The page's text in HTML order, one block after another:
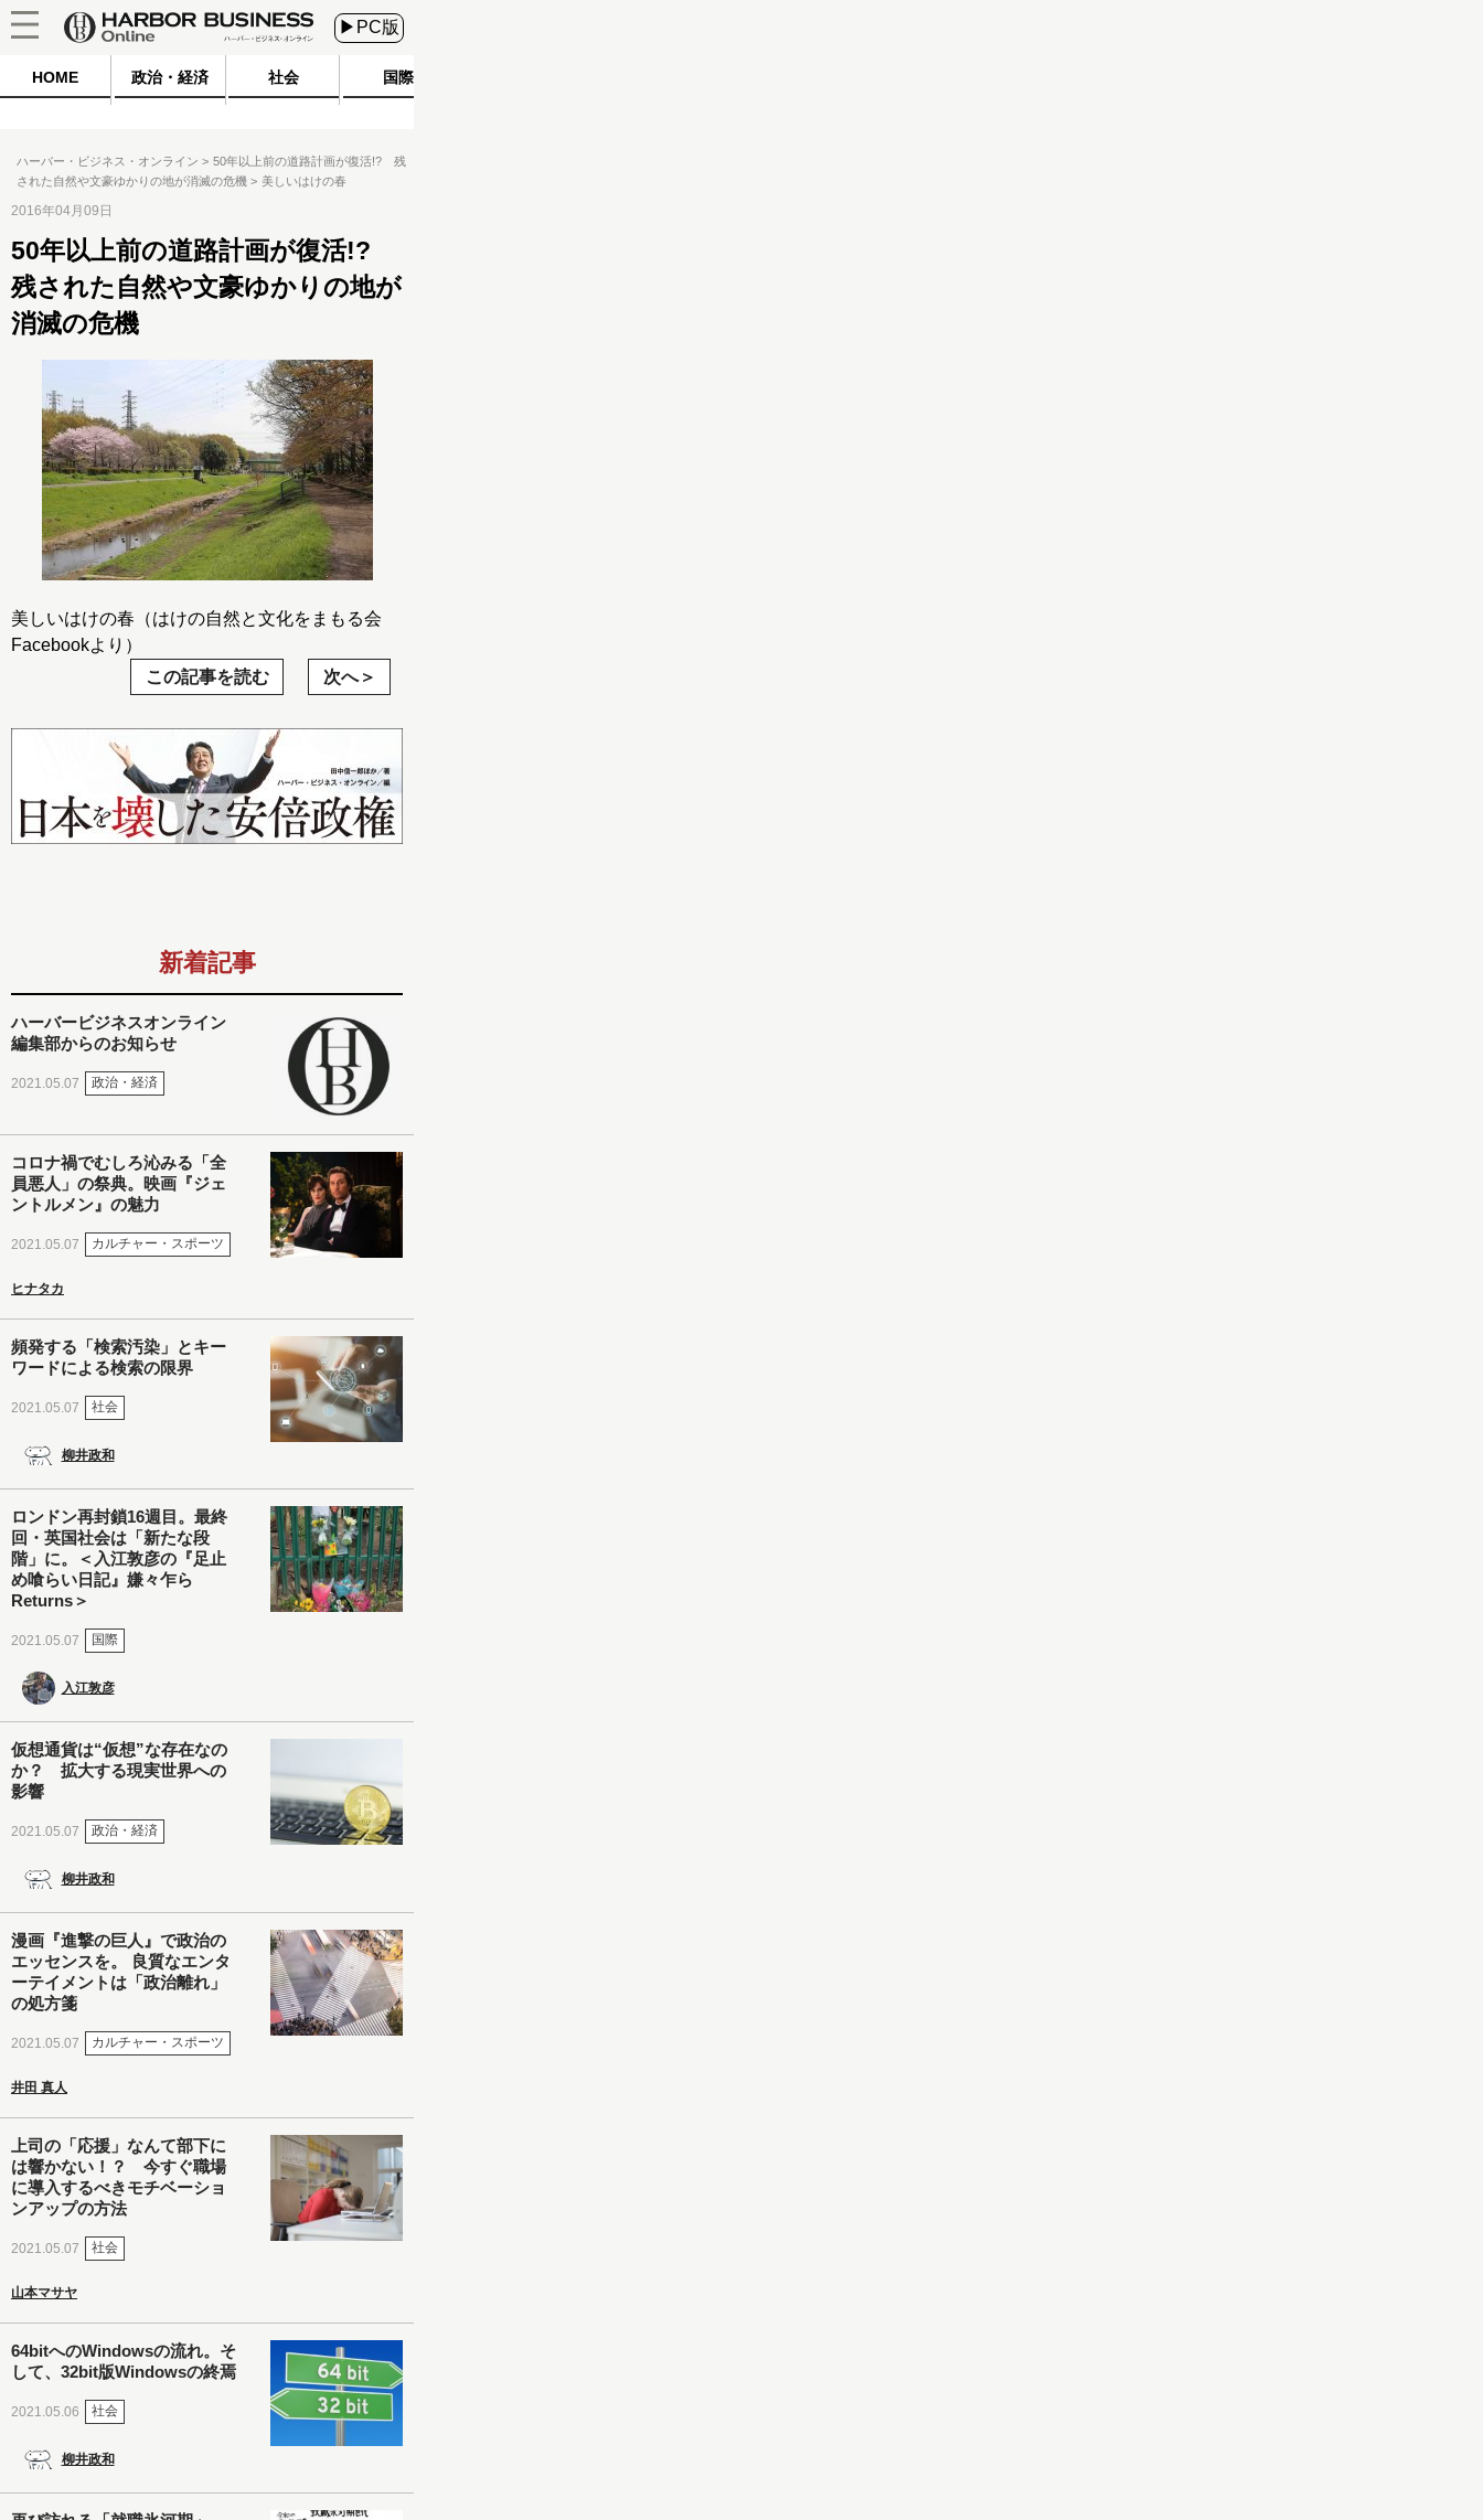
▶PC版
HOME 政治・経済 社会 国際
ハーバー・ビジネス・オンライン
50年以上前の道路計画が復活!? 残
された自然や文豪ゆかりの地が消滅の危機
美しいはけの春
2016年04月09日
50年以上前の道路計画が復活!?
残された自然や文豪ゆかりの地が
消滅の危機
美しいはけの春（はけの自然と文化をまもる会
Facebookより）
この記事を読む
次へ
新着記事
ハーバービジネスオンライン
編集部からのお知らせ
2021.05.07 政治・経済
コロナ禍でむしろ沁みる「全
員悪人」の祭典。映画『ジェ
ントルメン』の魅力
2021.05.07 カルチャー・スポーツ
ヒナタカ
頻発する「検索汚染」とキー
ワードによる検索の限界
2021.05.07 社会
柳井政和
ロンドン再封鎖16週目。最終
回・英国社会は「新たな段
階」に。＜入江敦彦の『足止
め喰らい日記』嫌々乍ら
Returns＞
2021.05.07 国際
入江敦彦
仮想通貨は“仮想”な存在なの
か？ 拡大する現実世界への
影響
2021.05.07 政治・経済
柳井政和
漫画『進撃の巨人』で政治の
エッセンスを。 良質なエンタ
ーテイメントは「政治離れ」
の処方箋
2021.05.07 カルチャー・スポーツ
井田 真人
上司の「応援」なんて部下に
は響かない！？ 今すぐ職場
に導入するべきモチベーショ
ンアップの方法
2021.05.07 社会
山本マサヤ
64bitへのWindowsの流れ。そ
して、32bit版Windowsの終焉
2021.05.06 社会
柳井政和